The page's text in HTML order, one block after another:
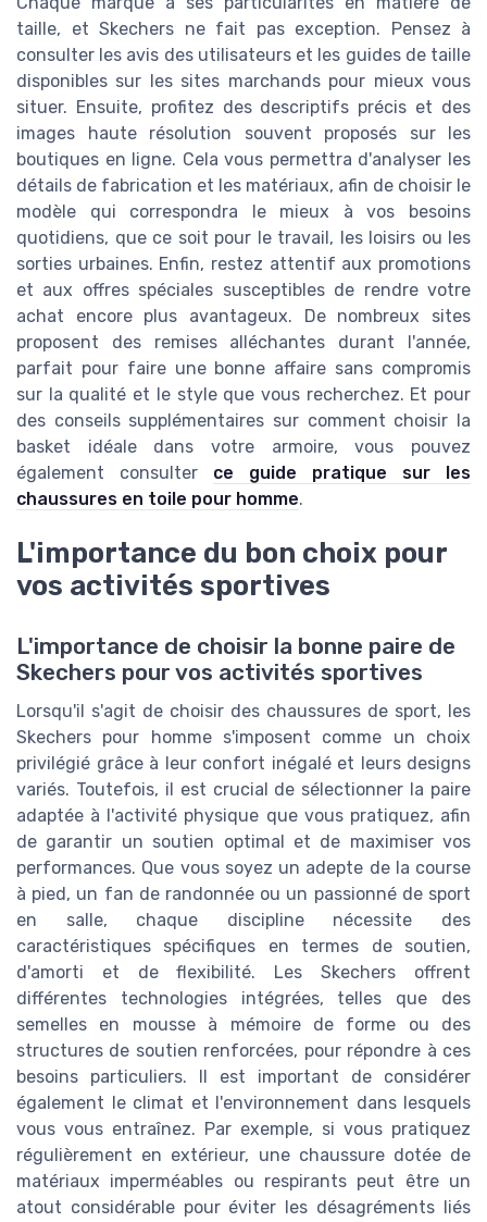
taille, et Skechers ne fait pas exception. Pensez à
consulter les avis des utilisateurs et les guides de taille
disponibles sur les sites marchands pour mieux vous
situer. Ensuite, profitez des descriptifs précis et des
images haute résolution souvent proposés sur les
boutiques en ligne. Cela vous permettra d'analyser les
détails de fabrication et les matériaux, afin de choisir le
modèle qui correspondra le mieux à vos besoins
quotidiens, que ce soit pour le travail, les loisirs ou les
sorties urbaines. Enfin, restez attentif aux promotions
et aux offres spéciales susceptibles de rendre votre
achat encore plus avantageux. De nombreux sites
proposent des remises alléchantes durant l'année,
parfait pour faire une bonne affaire sans compromis
sur la qualité et le style que vous recherchez. Et pour
des conseils supplémentaires sur comment choisir la
basket idéale dans votre armoire, vous pouvez
également consulter ce guide pratique sur les
chaussures en toile pour homme.
L'importance du bon choix pour
vos activités sportives
L'importance de choisir la bonne paire de
Skechers pour vos activités sportives
Lorsqu'il s'agit de choisir des chaussures de sport, les
Skechers pour homme s'imposent comme un choix
privilégié grâce à leur confort inégalé et leurs designs
variés. Toutefois, il est crucial de sélectionner la paire
adaptée à l'activité physique que vous pratiquez, afin
de garantir un soutien optimal et de maximiser vos
performances. Que vous soyez un adepte de la course
à pied, un fan de randonnée ou un passionné de sport
en salle, chaque discipline nécessite des
caractéristiques spécifiques en termes de soutien,
d'amorti et de flexibilité. Les Skechers offrent
différentes technologies intégrées, telles que des
semelles en mousse à mémoire de forme ou des
structures de soutien renforcées, pour répondre à ces
besoins particuliers. Il est important de considérer
également le climat et l'environnement dans lesquels
vous vous entraînez. Par exemple, si vous pratiquez
régulièrement en extérieur, une chaussure dotée de
matériaux imperméables ou respirants peut être un
atout considérable pour éviter les désagréments liés